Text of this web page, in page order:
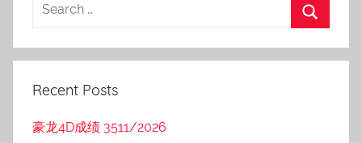
Recent Posts
豪龙4D成绩 3511/2026